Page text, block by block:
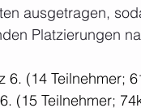
ausgetragen,
Platzierungen
6. (14 Teilnehmer;
(15 Teilnehmer;